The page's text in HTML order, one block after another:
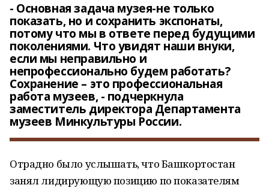
- Основная задача музея-не только
показать, но и сохранить экспонаты,
потому что мы в ответе перед будущими
поколениями. Что увидят наши внуки,
если мы неправильно и
непрофессионально будем работать?
Сохранение – это профессиональная
работа музеев, - подчеркнула
заместитель директора Департамента
музеев Минкультуры России.
Отрадно было услышать, что Башкортостан
занял лидирующую позицию по показателям